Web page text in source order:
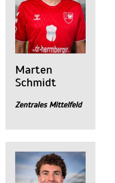
Marten
Schmidt
Zentrales Mittelfeld